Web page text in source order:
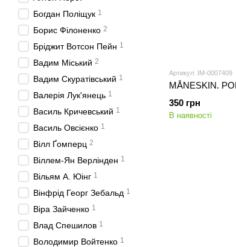
Артикул: IM-0007409
MÅNESKIN.
350 грн
В наявності
Богдан Поліщук 1
Борис Філоненко 2
Бріджит Вотсон Пейн 1
Вадим Міський 2
Вадим Скуратівський 1
Валерія Лук'янець 1
Василь Кричевський 1
Василь Овсієнко 1
Вілл Ґомперц 2
Віллем-Ян Верлінден 1
Вільям А. Юінг 1
Вінфрід Георг Зебальд 1
Віра Зайченко 1
Влад Спешилов 1
Володимир Войтенко 1